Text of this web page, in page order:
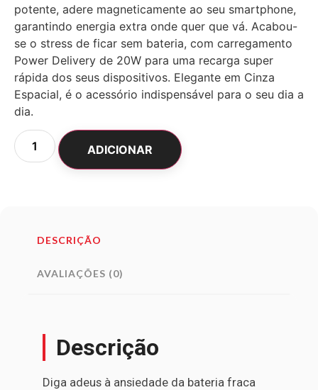
potente, adere magneticamente ao seu smartphone,
garantindo energia extra onde quer que vá. Acabou-
se o stress de ficar sem bateria, com carregamento
Power Delivery de 20W para uma recarga super
rápida dos seus dispositivos. Elegante em Cinza
Espacial, é o acessório indispensável para o seu dia a
dia.
ADICIONAR
DESCRIÇÃO
AVALIAÇÕES (0)
Descrição
Diga adeus à ansiedade da bateria fraca